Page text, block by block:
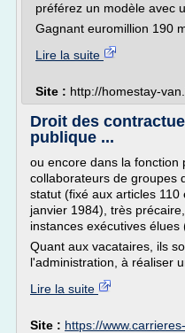
préférez un modèle avec
Gagnant euromillion 190
Lire la suite
Site : http://homestay-
Droit des
publique ...
ou encore dans la fonction
collaborateurs de groupes
statut (fixé aux articles
janvier 1984), très
instances exécutives élues
Quant aux vacataires, ils
l'administration, à réaliser
Lire la suite
Site : https://